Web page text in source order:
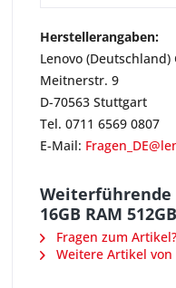
Herstellerangaben:
Lenovo (Deutschland)
Meitnerstr. 9
D-70563 Stuttgart
Tel. 0711 6569 0807
E-Mail:
Weiterführende
16GB RAM
Fragen zum Artikel?
Weitere Artikel von